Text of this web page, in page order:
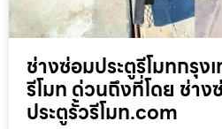
ช่างซ่อมประตูรีโมทกรุง
รีโมท ด่วนถึงที่โดย ช่าง
ประตูรั้วรีโมท.com